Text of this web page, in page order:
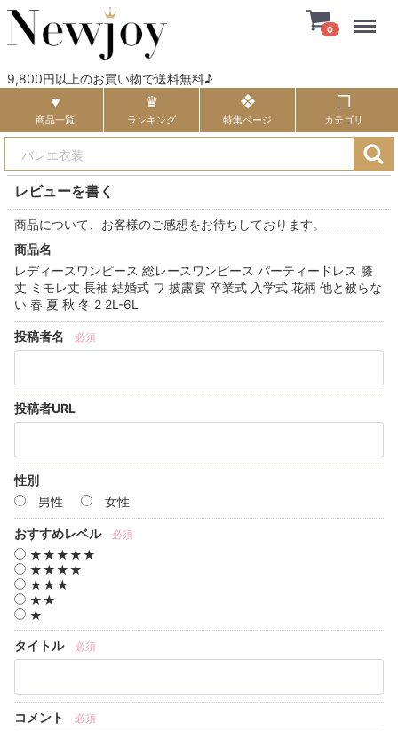
9,800円以上のお買い物で送料無料♪
0
商品一覧 ランキング 特集ページ カテゴリ
レビューを書く
商品について、お客様のご感想をお待ちしております。
商品名
レディースワンピース 総レースワンピース パーティードレス 膝
丈 ミモレ丈 長袖 結婚式 ワ 披露宴 卒業式 入学式 花柄 他と被らな
い 春 夏 秋 冬 2 2L-6L
投稿者名 必須
投稿者URL
性別
男性
女性
おすすめレベル 必須
★★★★★
★★★★
★★★
★★
★
タイトル
必須
コメント 必須